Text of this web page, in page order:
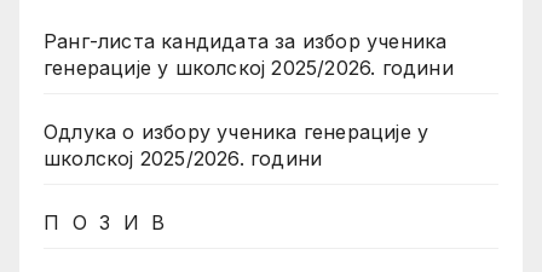
Ранг-листа кандидата за избор ученика
генерације у школској 2025/2026. години
Одлука о избору ученика генерације у
школској 2025/2026. години
П О З И В